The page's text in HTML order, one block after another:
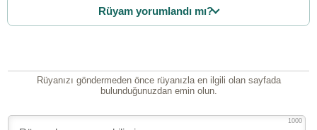
Rüyam yorumlandı mı?
Rüyanızı göndermeden önce rüyanızla en ilgili olan sayfada
bulunduğunuzdan emin olun.
1000